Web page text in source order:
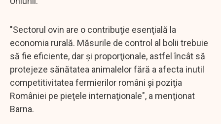
"Sectorul ovin are o contribuţie esenţială la
economia rurală. Măsurile de control al bolii trebuie
să fie eficiente, dar şi proporţionale, astfel încât să
protejeze sănătatea animalelor fără a afecta inutil
competitivitatea fermierilor români şi poziţia
României pe pieţele internaţionale", a menţionat
Barna.